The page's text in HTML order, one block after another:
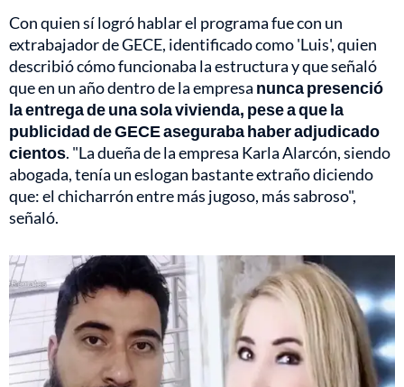
Con quien sí logró hablar el programa fue con un
extrabajador de GECE, identificado como 'Luis', quien
describió cómo funcionaba la estructura y que señaló
que en un año dentro de la empresa nunca presenció
la entrega de una sola vivienda, pese a que la
publicidad de GECE aseguraba haber adjudicado
cientos. "La dueña de la empresa Karla Alarcón, siendo
abogada, tenía un eslogan bastante extraño diciendo
que: el chicharrón entre más jugoso, más sabroso",
señaló.